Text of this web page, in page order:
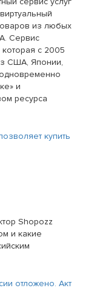
из любых
Cервис
с 2005
США, Японии,
и
ресурса
купить
Shopozz
и какие
отложено. Акт